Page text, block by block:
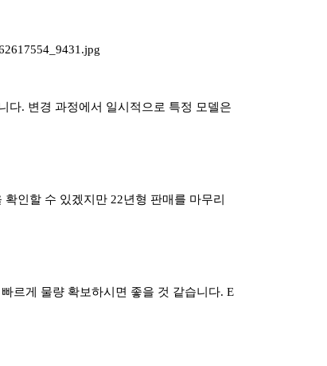
다. 변경 과정에서 일시적으로 특정 모델은
인할 수 있겠지만 22년형 판매를 마무리
르게 물량 확보하시면 좋을 것 같습니다. E